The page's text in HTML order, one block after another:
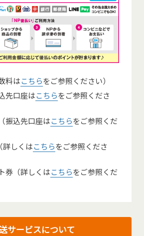
料はこちらをご参照ください）
先口座はこちらをご参照くださ
振込先口座はこちらをご参照くだ
しくはこちらをご参照くださ
券（詳しくはこちらをご参照くだ
サービスについて